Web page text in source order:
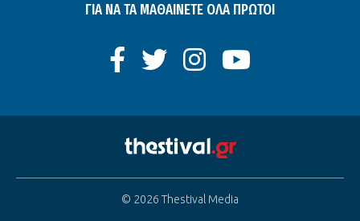
ΓΙΑ ΝΑ ΤΑ ΜΑΘΑΙΝΕΤΕ ΟΛΑ ΠΡΩΤΟΙ
© 2026 Thestival Media